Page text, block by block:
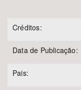
Créditos:
Data de Publicação:
Pais: